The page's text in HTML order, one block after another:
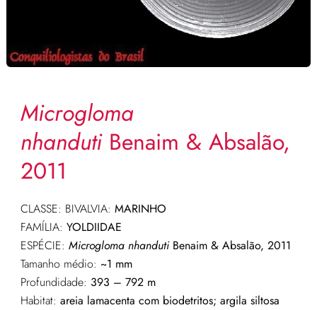
Microgloma
nhandutiBenaim & Absalão,
2011
CLASSE: BIVALVIA: MARINHO
FAMÍLIA: YOLDIIDAE
ESPÉCIE: Microgloma nhandutiBenaim & Absalão, 2011
Tamanho médio: ~1 mm
Profundidade: 393 – 792 m
Habitat: areia lamacenta com biodetritos; argila siltosa